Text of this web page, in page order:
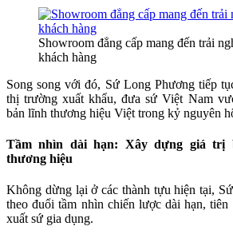
Showroom đẳng cấp mang đến trải
khách hàng
Song song với đó, Sứ Long Phương tiếp
thị trường xuất khẩu, đưa sứ Việt Nam
bản lĩnh thương hiệu Việt trong kỷ nguyên
Tầm nhìn dài hạn: Xây dựng giá trị
thương hiệu
Không dừng lại ở các thành tựu hiện tại,
theo đuổi tầm nhìn chiến lược dài hạn, tiên
xuất sứ gia dụng.